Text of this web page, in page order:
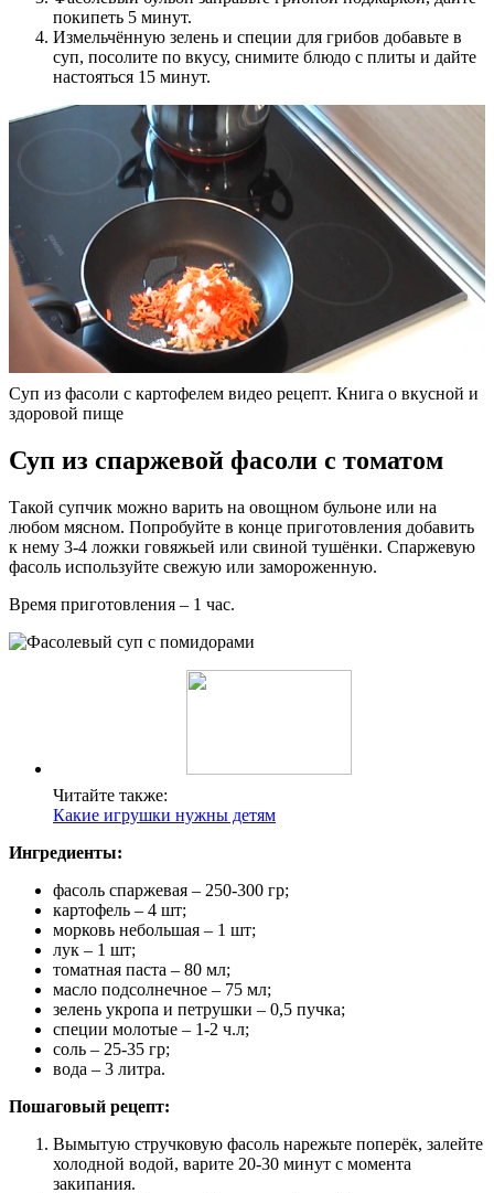
покипеть 5 минут.
Измельчённую зелень и специи для грибов добавьте в
суп, посолите по вкусу, снимите блюдо с плиты и дайте
настояться 15 минут.
Суп из фасоли с картофелем видео рецепт. Книга о вкусной и
здоровой пище
Суп из спаржевой фасоли с томатом
Такой супчик можно варить на овощном бульоне или на
любом мясном. Попробуйте в конце приготовления добавить
к нему 3-4 ложки говяжьей или свиной тушёнки. Спаржевую
фасоль используйте свежую или замороженную.
Время приготовления – 1 час.
Читайте также:
Какие игрушки нужны детям
Ингредиенты:
фасоль спаржевая – 250-300 гр;
картофель – 4 шт;
морковь небольшая – 1 шт;
лук – 1 шт;
томатная паста – 80 мл;
масло подсолнечное – 75 мл;
зелень укропа и петрушки – 0,5 пучка;
специи молотые – 1-2 ч.л;
соль – 25-35 гр;
вода – 3 литра.
Пошаговый рецепт:
Вымытую стручковую фасоль нарежьте поперёк, залейте
холодной водой, варите 20-30 минут с момента
закипания.